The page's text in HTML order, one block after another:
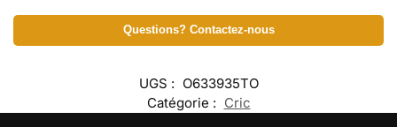
Questions? Contactez-nous
UGS : O633935TO
Catégorie : Cric